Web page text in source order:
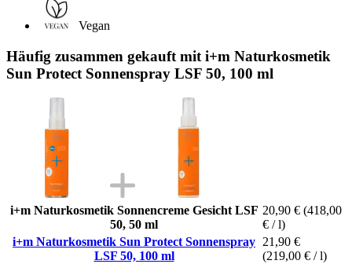
Vegan
Häufig zusammen gekauft mit i+m Naturkosmetik
Sun Protect Sonnenspray LSF 50, 100 ml
i+m Naturkosmetik Sonnencreme Gesicht LSF
50, 50 ml
20,90 € (418,00
€ / l)
i+m Naturkosmetik Sun Protect Sonnenspray
LSF 50, 100 ml
21,90 €
(219,00 € / l)